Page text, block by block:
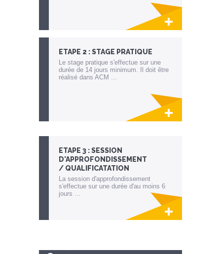
ETAPE 2 : STAGE PRATIQUE
Le stage pratique s'effectue sur une
durée de 14 jours minimum. Il doit être
réalisé dans ACM ...
ETAPE 3 : SESSION
D'APPROFONDISSEMENT
/ QUALIFICATATION
La session d'approfondissement
s'effectue sur une durée d'au moins 6
jours ...